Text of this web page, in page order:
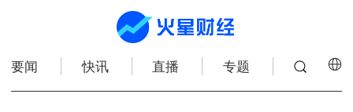
要闻 快讯 直播 专题